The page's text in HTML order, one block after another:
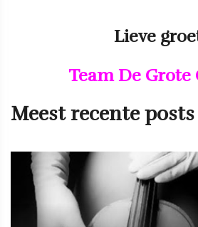
Lieve
Team De Grote
Meest recente posts